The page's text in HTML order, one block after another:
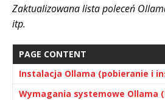
Zaktualizowana lista poleceń
itp.
PAGE CONTENT
Instalacja Ollama (pobieranie i
Wymagania systemowe Ollama